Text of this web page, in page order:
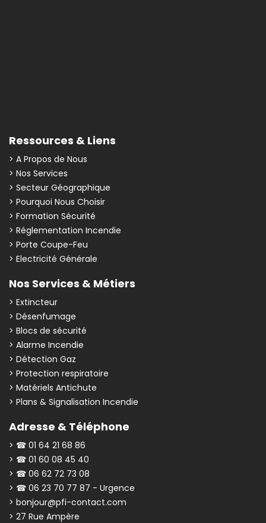
Ressources & Liens
> A Propos de Nous
> Nos Services
> Secteur Géographique
> Pourquoi Nous Choisir
> Formation Sécurité
> Réglementation Incendie
> Porte Coupe-Feu
> Electricité Générale
Nos Services & Métiers
> Extincteur
> Désenfumage
> Blocs de sécurité
> Alarme Incendie
> Détection Gaz
> Protection respiratoire
> Matériels Antichute
> Plans & Signalisation Incendie
Adresse & Téléphone
> ☎ 01 64 21 68 86
> ☎ 01 60 08 45 40
> ☎ 06 62 72 73 08
> ☎ 06 23 70 77 87 - Urgence
> bonjour@pfi-contact.com
> 27 Rue Ampère